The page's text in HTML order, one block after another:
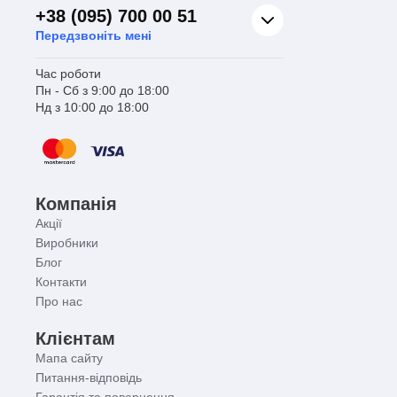
+38 (095) 700 00 51
Передзвоніть мені
Час роботи
Пн - Сб з 9:00 до 18:00
Нд з 10:00 до 18:00
Компанія
Акції
Виробники
Блог
Контакти
Про нас
Клієнтам
Мапа сайту
Питання-відповідь